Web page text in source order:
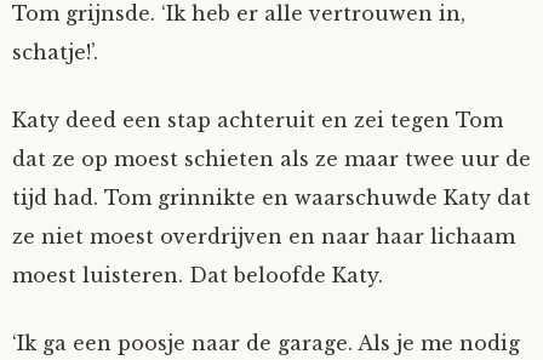
Tom grijnsde. ‘Ik heb er alle vertrouwen in,
schatje!’.
Katy deed een stap achteruit en zei tegen Tom
dat ze op moest schieten als ze maar twee uur de
tijd had. Tom grinnikte en waarschuwde Katy dat
ze niet moest overdrijven en naar haar lichaam
moest luisteren. Dat beloofde Katy.
‘Ik ga een poosje naar de garage. Als je me nodig